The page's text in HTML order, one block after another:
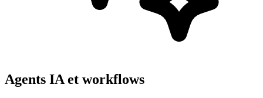
Agents IA et workflows